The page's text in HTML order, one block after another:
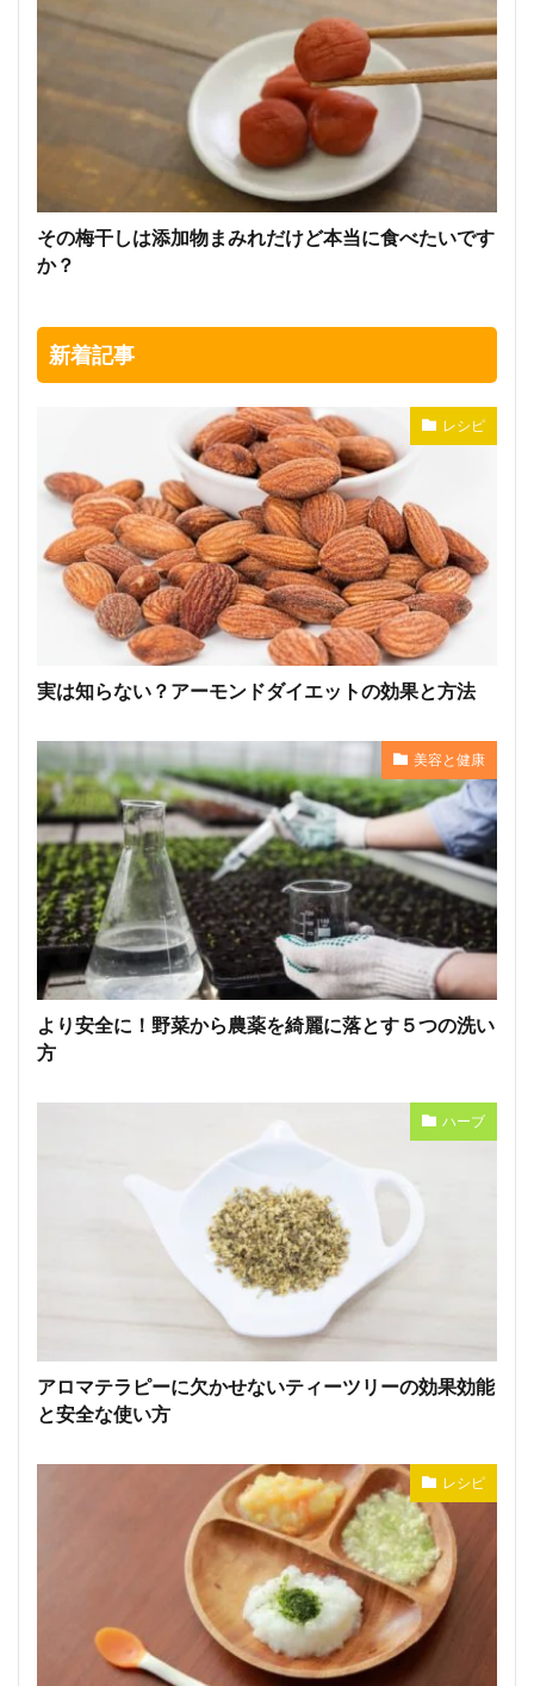
その梅干しは添加物まみれだけど本当に食べたいです
か？
新着記事
レシピ
実は知らない？アーモンドダイエットの効果と方法
美容と健康
より安全に！野菜から農薬を綺麗に落とす５つの洗い
方
ハーブ
アロマテラピーに欠かせないティーツリーの効果効能
と安全な使い方
レシピ